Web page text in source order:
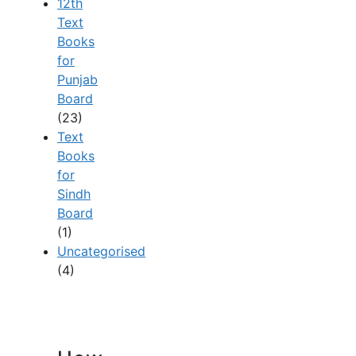
Text
Books
for
Punjab
Board
(23)
Text
Books
for
Sindh
Board
(1)
Uncategorised
(4)